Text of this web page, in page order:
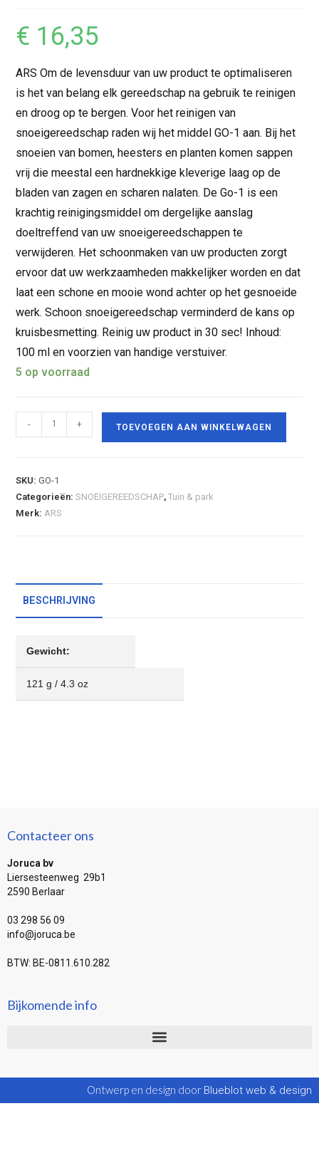
€ 16,35
ARS Om de levensduur van uw product te optimaliseren
is het van belang elk gereedschap na gebruik te reinigen
en droog op te bergen. Voor het reinigen van
snoeigereedschap raden wij het middel GO-1 aan. Bij het
snoeien van bomen, heesters en planten komen sappen
vrij die meestal een hardnekkige kleverige laag op de
bladen van zagen en scharen nalaten. De Go-1 is een
krachtig reinigingsmiddel om dergelijke aanslag
doeltreffend van uw snoeigereedschappen te
verwijderen. Het schoonmaken van uw producten zorgt
ervoor dat uw werkzaamheden makkelijker worden en dat
laat een schone en mooie wond achter op het gesnoeide
werk. Schoon snoeigereedschap verminderd de kans op
kruisbesmetting. Reinig uw product in 30 sec! Inhoud:
100 ml en voorzien van handige verstuiver.
5 op voorraad
- + TOEVOEGEN AAN WINKELWAGEN
SKU:GO-1
Categorieën:SNOEIGEREEDSCHAP,Tuin & park
Merk: ARS
BESCHRIJVING
Gewicht:
121 g / 4.3 oz
Contacteer ons
Joruca bv
Liersesteenweg 29b1
2590 Berlaar
03 298 56 09
info@joruca.be
BTW: BE-0811.610.282
Bijkomende info
Ontwerp en design door Blueblot web & design